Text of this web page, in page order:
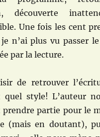
découverte
Une fois les cent
je n’ai plus vu passer
par la lecture.
de retrouver
style! L’auteur
prendre partie pour le
(mais en doutant),